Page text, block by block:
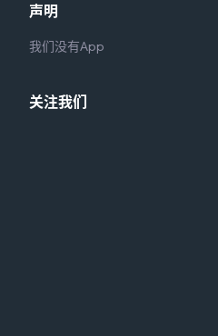
声明
我们没有App
关注我们